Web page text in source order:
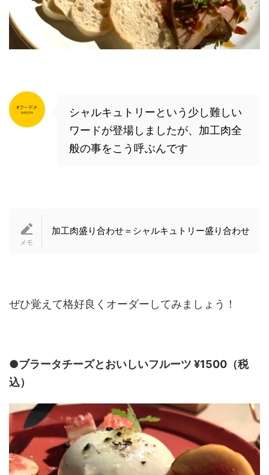
シャルキュトリーという少し難しい
ワードが登場しましたが、加工肉全
般の事をこう呼ぶんです
加工肉盛り合わせ＝シャルキュトリー盛り合わせ
ぜひ覚えて格好良くオーダーしてみましょう！
●ブラータチーズとおいしいフルーツ ¥1500（税
込）